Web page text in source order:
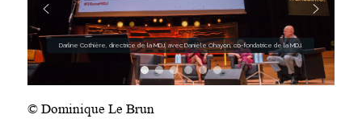
Darline Cothière, directrice de la MDJ, avec Danièle Ohayon, co-fondatrice de la MDJ.
© Dominique Le Brun